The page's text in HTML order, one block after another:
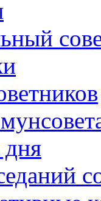
дня